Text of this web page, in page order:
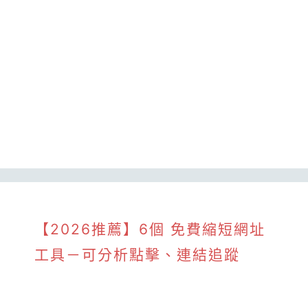
【2026推薦】6個 免費縮短網址
工具－可分析點擊、連結追蹤